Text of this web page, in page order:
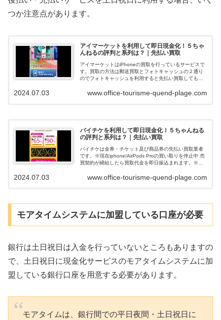
つか注意点があります。
アイマーケットを利用して即日現金化！５ちゃ
んねるの評判と系列は？｜先払い買取
アイマーケットはiPhoneの買取を行っているサービスで
す。買取の方法は郵送買取とフォトキャッシュの２通り
のでフォトキャッシュを利用すると先払い買取してもら
ると、在籍確認も無く申込みの審査落...
www.office-tourisme-quend-plage.com
2024.07.03
バイチケを利用して即日現金化！５ちゃんねる
の評判と系列は？｜先払い買取
バイチケは金券・チケット及び商品券の先払い買取業者
です。※現在iphone/AirPods Proの買い取りを停止中 売
買契約が締結したら買取代金を即日振込まれます。※商
はコチラ バイチケ...
www.office-tourisme-quend-plage.com
2024.07.03
モアタイムシステムに加盟している口座が必要
銀行は土日祝日は入金を行っていないところもありますの
で、土日祝日に現金化サービスのモアタイムシステムに加
盟している銀行口座を用意する必要があります。
モアタイムは、銀行間での平日夜間・土日祝日に